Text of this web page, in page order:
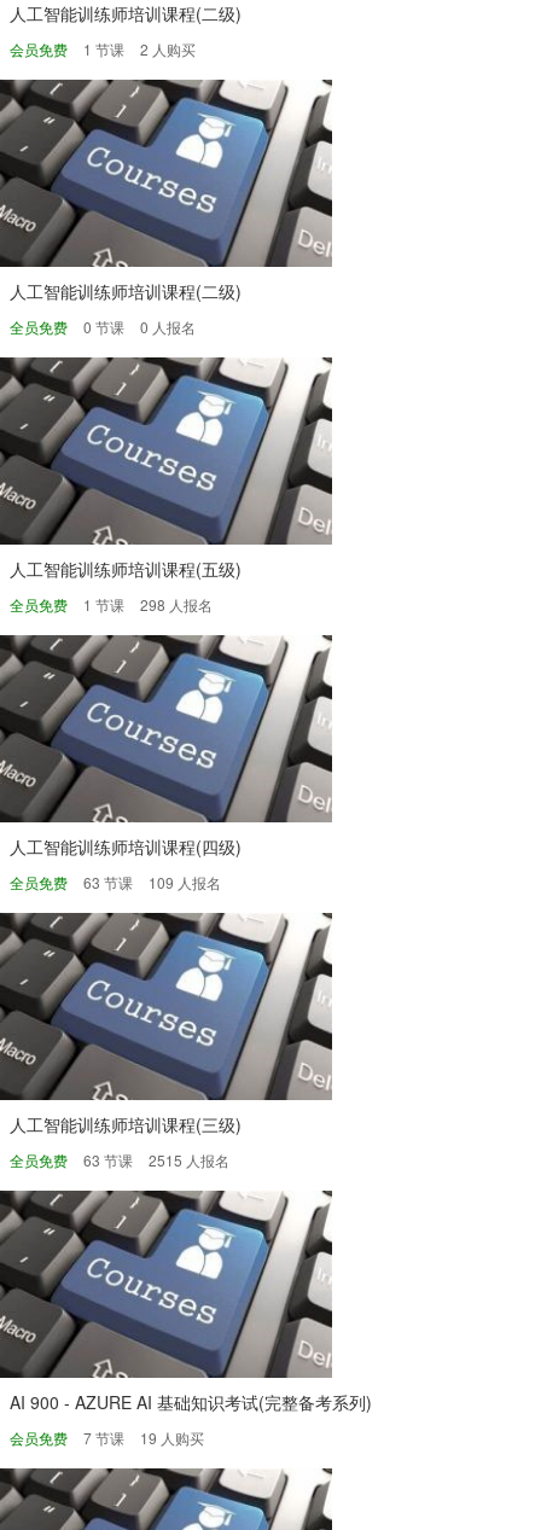
人工智能训练师培训课程(二级)
会员免费 1 节课 2 人购买
人工智能训练师培训课程(二级)
全员免费 0 节课 0 人报名
人工智能训练师培训课程(五级)
全员免费 1 节课 298 人报名
人工智能训练师培训课程(四级)
全员免费 63 节课 109 人报名
人工智能训练师培训课程(三级)
全员免费 63 节课 2515 人报名
AI 900 - AZURE AI 基础知识考试(完整备考系列)
会员免费 7 节课 19 人购买